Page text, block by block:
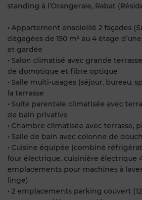
standing à l’Orangeraie, Rabat
• Appartement ensoleillé 2 façades
dégagées de 150 m² au 4 étage
et gardée
• Salon climatisé avec grande
de domotique et fibre optique
• Salle multi-usages (séjour, bureau,
la terrasse
• Suite parentale climatisée avec
de bain privative
• Chambre climatisée avec terrasse,
• Salle de bain avec colonne de
• Cuisine équipée (combiné
four électrique, cuisinière électrique
emplacements pour machines à
linge)
• 2 emplacements parking couvert (12